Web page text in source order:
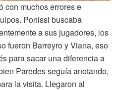
con muchos errores e
Ponissi buscaba
a sus jugadores, los
fueron Barreyro y Viana, eso
para sacar una diferencia a
Paredes seguía anotando,
la visita. Llegaron al